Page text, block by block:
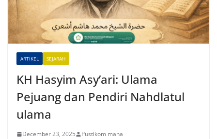
t
i
v
ARTIKEL SEJARAH
KH Hasyim Asy’ari: Ulama
Pejuang dan Pendiri Nahdlatul
ulama
December 23, 2025 Pustikom maha